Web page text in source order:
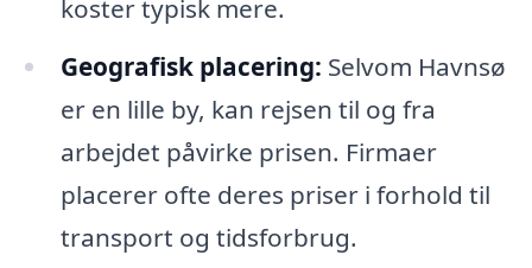
koster typisk mere.
Geografisk placering: Selvom Havnsø
er en lille by, kan rejsen til og fra
arbejdet påvirke prisen. Firmaer
placerer ofte deres priser i forhold til
transport og tidsforbrug.